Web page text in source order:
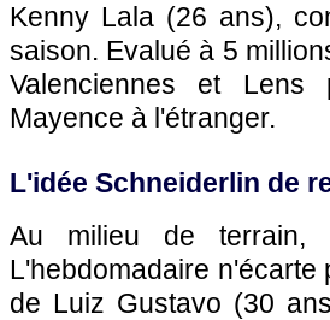
Kenny Lala (26 ans),
saison. Evalué à 5
Valenciennes et Lens
Mayence à l'étranger.
L'idée Schneiderlin de
Au milieu de terrain,
L'hebdomadaire n'écarte
de Luiz Gustavo (30